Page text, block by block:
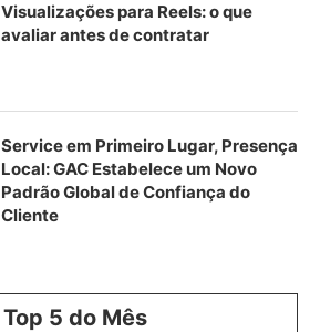
Visualizações para Reels: o que
avaliar antes de contratar
Service em Primeiro Lugar, Presença
Local: GAC Estabelece um Novo
Padrão Global de Confiança do
Cliente
Top 5 do Mês